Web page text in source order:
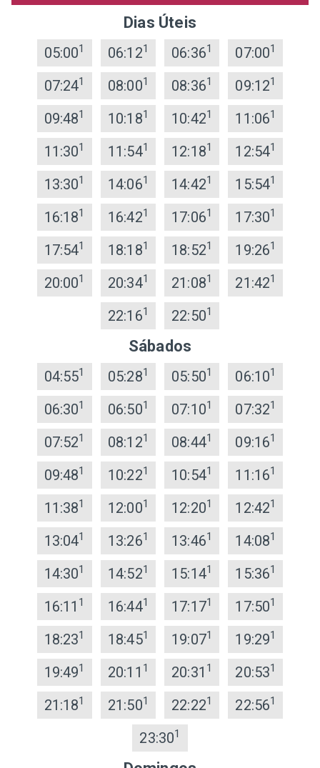
Dias Úteis
05:001 06:121 06:361 07:001
07:241 08:001 08:361 09:121
09:481 10:181 10:421 11:061
11:301 11:541 12:181 12:541
13:301 14:061 14:421 15:541
16:181 16:421 17:061 17:301
17:541 18:181 18:521 19:261
20:001 20:341 21:081 21:421
22:161 22:501
Sábados
04:551 05:281 05:501 06:101
06:301 06:501 07:101 07:321
07:521 08:121 08:441 09:161
09:481 10:221 10:541 11:161
11:381 12:001 12:201 12:421
13:041 13:261 13:461 14:081
14:301 14:521 15:141 15:361
16:11 1 16:441 17:171 17:501
18:231 18:451 19:071 19:291
19:491 20:11 1 20:31 1 20:531
21:181 21:501 22:221 22:561
23:301